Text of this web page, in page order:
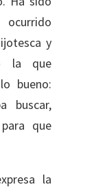
y
la que
bueno:
buscar,
que
la